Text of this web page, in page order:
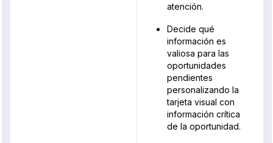
atención.
Decide qué
información es
valiosa para las
oportunidades
pendientes
personalizando la
tarjeta visual con
información crítica
de la oportunidad.